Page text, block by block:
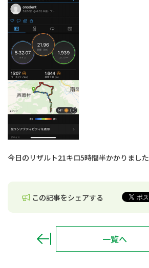
今日のリザルト21キロ5時間半かかりました
この記事をシェアする
一覧へ